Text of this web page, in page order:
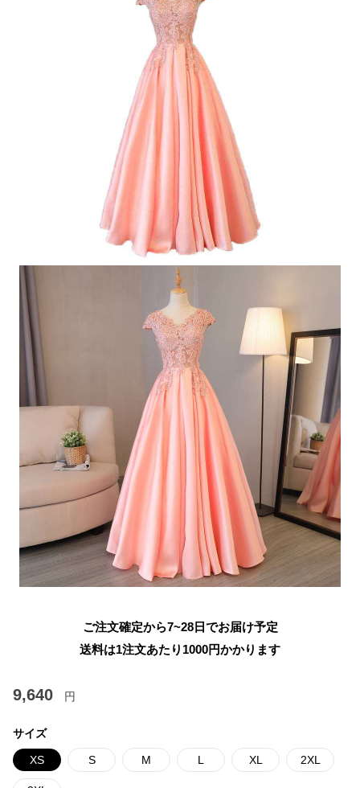
ご注文確定から7~28日でお届け予定
送料は1注文あたり 1000円かかります
9,640 円
サイズ
XS S M L XL 2XL